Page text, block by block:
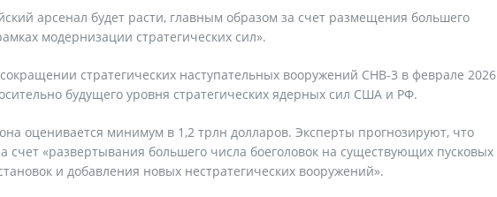
арсенал будет расти, главным образом за счет размещения большего
модернизации стратегических сил».
стратегических наступательных вооружений СНВ-3 в феврале 2026
будущего уровня стратегических ядерных сил США и РФ.
оценивается минимум в 1,2 трлн долларов. Эксперты прогнозируют, что
«развертывания большего числа боеголовок на существующих пусковых
и добавления новых нестратегических вооружений».